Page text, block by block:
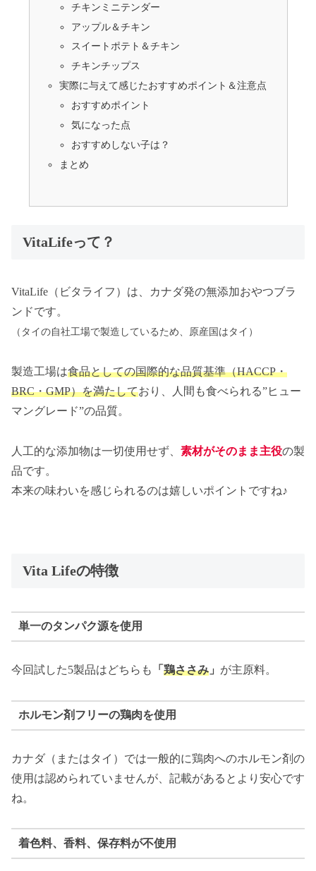
チキンミニテンダー
アップル＆チキン
スイートポテト＆チキン
チキンチップス
実際に与えて感じたおすすめポイント＆注意点
おすすめポイント
気になった点
おすすめしない子は？
まとめ
VitaLifeって？
VitaLife（ビタライフ）は、カナダ発の無添加おやつブラ
ンドです。
（タイの自社工場で製造しているため、原産国はタイ）
製造工場は食品としての国際的な品質基準（HACCP・
BRC・GMP）を満たしており、人間も食べられる”ヒュー
マングレード”の品質。
人工的な添加物は一切使用せず、 素材がそのまま主役の製
品です。
本来の味わいを感じられるのは嬉しいポイントですね♪
Vita Lifeの特徴
単一のタンパク源を使用
今回試した5製品はどちらも 「 鶏ささみ 」 が主原料。
ホルモン剤フリーの鶏肉を使用
カナダ（またはタイ）では一般的に鶏肉へのホルモン剤の
使用は認められていませんが、記載があるとより安心です
ね。
着色料、香料、保存料が不使用